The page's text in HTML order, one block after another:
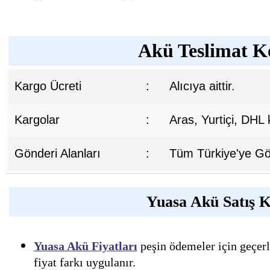
Akü Teslimat
Kargo Ücreti : Alıcıya aittir.
Kargolar : Aras, Yurtiçi, DHL
Gönderi Alanları : Tüm Türkiye'ye
Yuasa Akü Satış
Yuasa Akü Fiyatları peşin ödemeler için
fiyat farkı uygulanır.